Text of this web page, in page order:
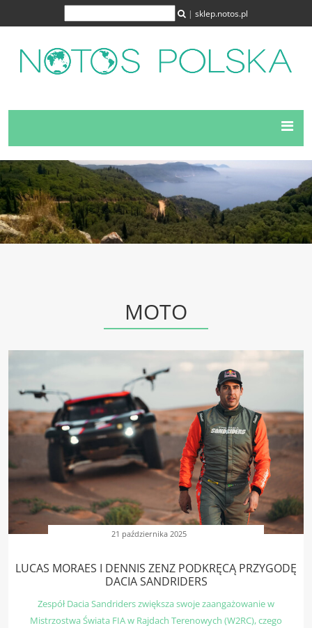
| sklep.notos.pl
MOTO
21 października 2025
LUCAS MORAES I DENNIS ZENZ PODKRĘCĄ PRZYGODĘ
DACIA SANDRIDERS
Zespół Dacia Sandriders zwiększa swoje zaangażowanie w
Mistrzostwa Świata FIA w Rajdach Terenowych (W2RC), czego